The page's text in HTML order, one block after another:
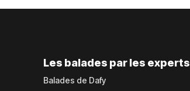
Les balades par les experts
Balades de Dafy